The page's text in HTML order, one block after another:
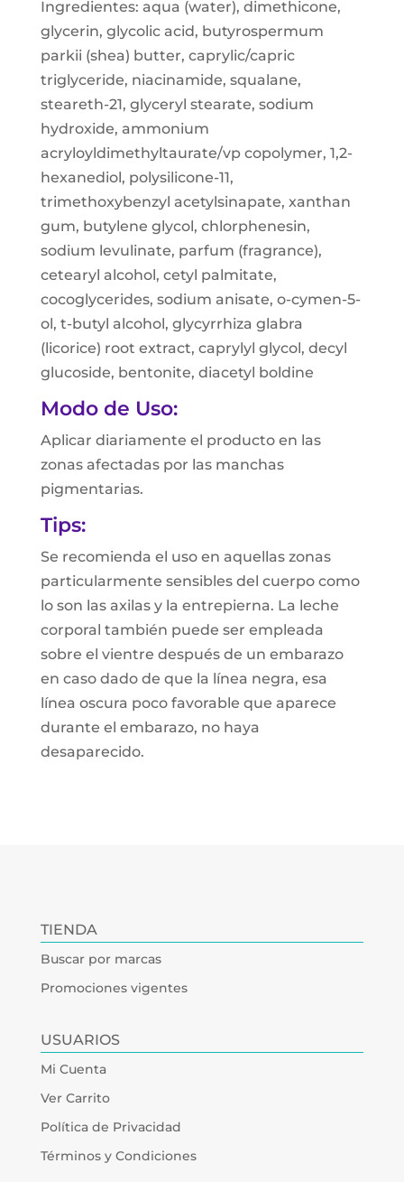
Ingredientes: aqua (water), dimethicone,
glycerin, glycolic acid, butyrospermum
parkii (shea) butter, caprylic/capric
triglyceride, niacinamide, squalane,
steareth-21, glyceryl stearate, sodium
hydroxide, ammonium
acryloyldimethyltaurate/vp copolymer, 1,2-
hexanediol, polysilicone-11,
trimethoxybenzyl acetylsinapate, xanthan
gum, butylene glycol, chlorphenesin,
sodium levulinate, parfum (fragrance),
cetearyl alcohol, cetyl palmitate,
cocoglycerides, sodium anisate, o-cymen-5-
ol, t-butyl alcohol, glycyrrhiza glabra
(licorice) root extract, caprylyl glycol, decyl
glucoside, bentonite, diacetyl boldine
Modo de Uso:
Aplicar diariamente el producto en las
zonas afectadas por las manchas
pigmentarias.
Tips:
Se recomienda el uso en aquellas zonas
particularmente sensibles del cuerpo como
lo son las axilas y la entrepierna. La leche
corporal también puede ser empleada
sobre el vientre después de un embarazo
en caso dado de que la línea negra, esa
línea oscura poco favorable que aparece
durante el embarazo, no haya
desaparecido.
TIENDA
Buscar por marcas
Promociones vigentes
USUARIOS
Mi Cuenta
Ver Carrito
Política de Privacidad
Términos y Condiciones